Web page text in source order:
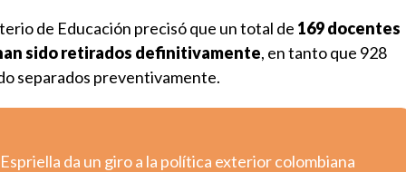
de Educación precisó que un total de 169 docentes
sido retirados definitivamente, en tanto que 928
separados preventivamente.
da un giro a la política exterior colombiana